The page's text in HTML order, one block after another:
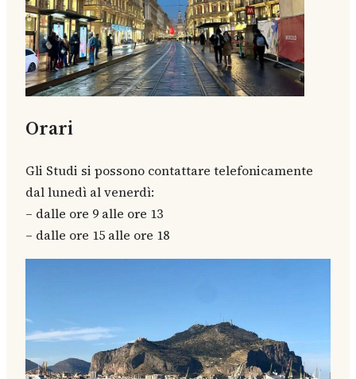
Orari
Gli Studi si possono contattare telefonicamente
dal lunedì al venerdì:
– dalle ore 9 alle ore 13
– dalle ore 15 alle ore 18